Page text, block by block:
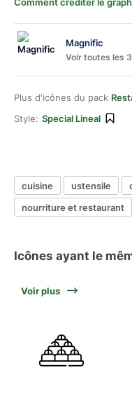
Magnific
Voir toutes les
Plus d'icônes du pack
Style: Special Lineal
cuisine ustensile
nourriture et restaurant
Icônes ayant le
Voir plus